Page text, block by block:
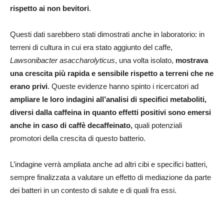
rispetto ai non bevitori.
Questi dati sarebbero stati dimostrati anche in laboratorio: in
terreni di cultura in cui era stato aggiunto del caffe,
Lawsonibacter asaccharolyticus, una volta isolato, mostrava
una crescita più rapida e sensibile rispetto a terreni che ne
erano privi. Queste evidenze hanno spinto i ricercatori ad
ampliare le loro indagini all’analisi di specifici metaboliti,
diversi dalla caffeina in quanto effetti positivi sono emersi
anche in caso di caffè decaffeinato, quali potenziali
promotori della crescita di questo batterio.
L’indagine verrà ampliata anche ad altri cibi e specifici batteri,
sempre finalizzata a valutare un effetto di mediazione da parte
dei batteri in un contesto di salute e di quali fra essi.